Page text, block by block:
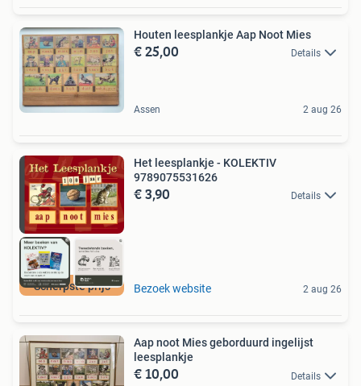
Houten leesplankje Aap Noot Mies
€ 25,00 Details
Assen 2 aug 26
Scherpste prijs
Het leesplankje - KOLEKTIV
9789075531626
€ 3,90 Details
Bezoek website 2 aug 26
Aap noot Mies geborduurd ingelijst
leesplankje
€ 10,00 Details